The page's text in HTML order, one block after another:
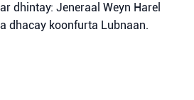
dhintay: Jeneraal Weyn Harel
dhacay koonfurta Lubnaan.